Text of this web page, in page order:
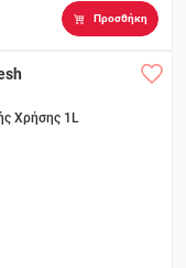
Προσθήκη
Χρήσης 1L